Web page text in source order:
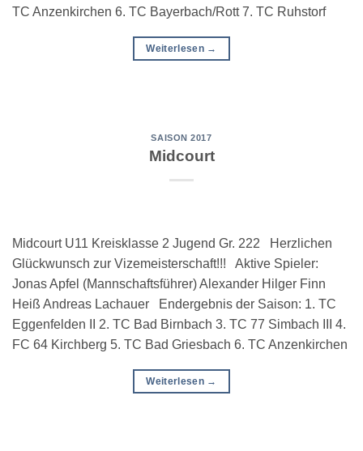
TC Anzenkirchen 6. TC Bayerbach/Rott 7. TC Ruhstorf
Weiterlesen →
SAISON 2017
Midcourt
Midcourt U11 Kreisklasse 2 Jugend Gr. 222 Herzlichen
Glückwunsch zur Vizemeisterschaft!!! Aktive Spieler:
Jonas Apfel (Mannschaftsführer) Alexander Hilger Finn
Heiß Andreas Lachauer Endergebnis der Saison: 1. TC
Eggenfelden II 2. TC Bad Birnbach 3. TC 77 Simbach III 4.
FC 64 Kirchberg 5. TC Bad Griesbach 6. TC Anzenkirchen
Weiterlesen →